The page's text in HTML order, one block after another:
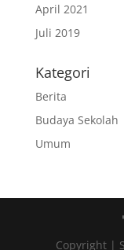
April 2021
Juli 2019
Kategori
Berita
Budaya Sekolah
Umum
Copyright |